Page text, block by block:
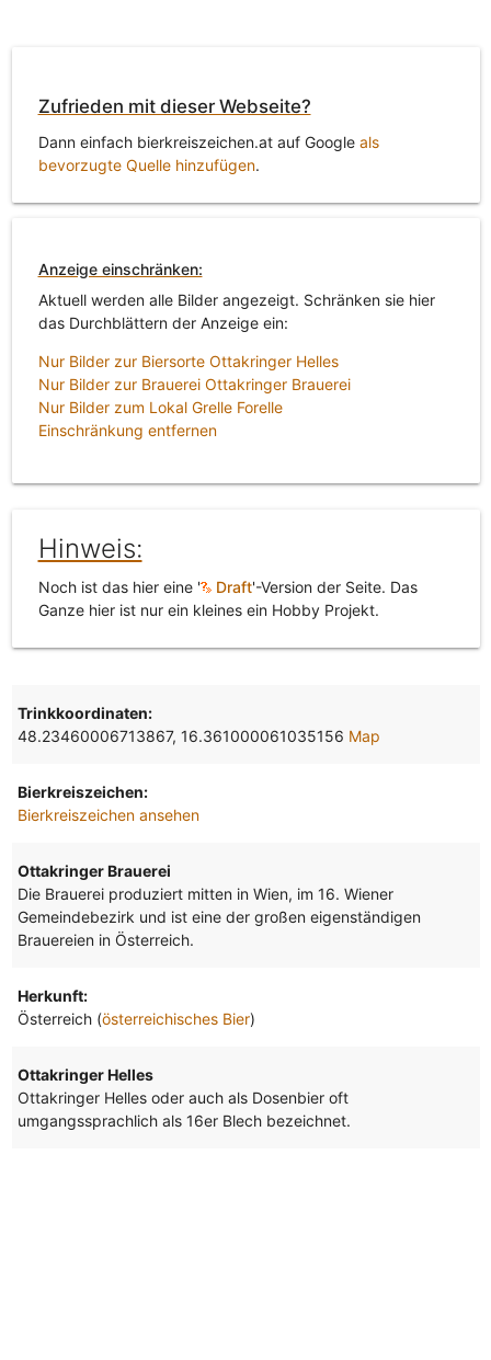
Zufrieden mit dieser Webseite?
Dann einfach bierkreiszeichen.at auf Google als
bevorzugte Quelle hinzufügen.
Anzeige einschränken:
Aktuell werden alle Bilder angezeigt. Schränken sie hier
das Durchblättern der Anzeige ein:
Nur Bilder zur Biersorte Ottakringer Helles
Nur Bilder zur Brauerei Ottakringer Brauerei
Nur Bilder zum Lokal Grelle Forelle
Einschränkung entfernen
Hinweis:
Noch ist das hier eine ' Draft'-Version der Seite. Das
Ganze hier ist nur ein kleines ein Hobby Projekt.
Trinkkoordinaten:
48.23460006713867, 16.361000061035156 Map
Bierkreiszeichen:
Bierkreiszeichen ansehen
Ottakringer Brauerei
Die Brauerei produziert mitten in Wien, im 16. Wiener
Gemeindebezirk und ist eine der großen eigenständigen
Brauereien in Österreich.
Herkunft:
Österreich (österreichisches Bier)
Ottakringer Helles
Ottakringer Helles oder auch als Dosenbier oft
umgangssprachlich als 16er Blech bezeichnet.